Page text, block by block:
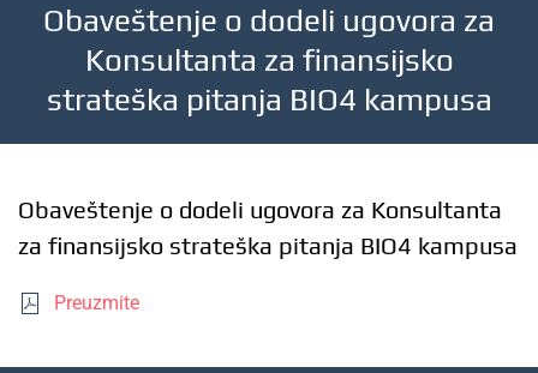
Obaveštenje o dodeli ugovora za
Konsultanta za finansijsko
strateška pitanja BIO4 kampusa
Obaveštenje o dodeli ugovora za Konsultanta
za finansijsko strateška pitanja BIO4 kampusa
Preuzmite